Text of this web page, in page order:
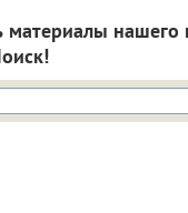
материалы нашего